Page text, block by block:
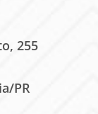
255
PR